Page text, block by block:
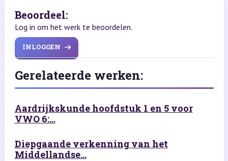
Beoordeel:
Log in om het werk te beoordelen.
INLOGGEN
Gerelateerde werken:
Aardrijkskunde hoofdstuk 1 en 5 voor
VWO 6:...
Diepgaande verkenning van het
Middellandse...